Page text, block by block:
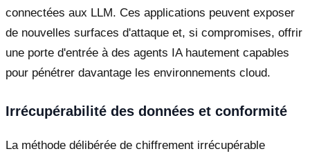
connectées aux LLM. Ces applications peuvent exposer
de nouvelles surfaces d'attaque et, si compromises, offrir
une porte d'entrée à des agents IA hautement capables
pour pénétrer davantage les environnements cloud.
Irrécupérabilité des données et conformité
La méthode délibérée de chiffrement irrécupérable